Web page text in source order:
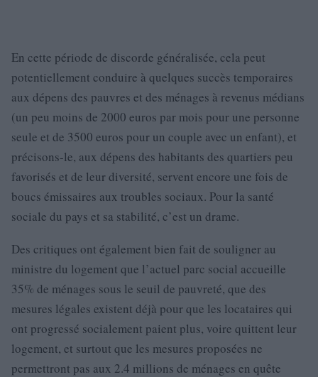
En cette période de discorde généralisée, cela peut
potentiellement conduire à quelques succès temporaires
aux dépens des pauvres et des ménages à revenus médians
(un peu moins de 2000 euros par mois pour une personne
seule et de 3500 euros pour un couple avec un enfant), et
précisons-le, aux dépens des habitants des quartiers peu
favorisés et de leur diversité, servent encore une fois de
boucs émissaires aux troubles sociaux. Pour la santé
sociale du pays et sa stabilité, c’est un drame.
Des critiques ont également bien fait de souligner au
ministre du logement que l’actuel parc social accueille
35% de ménages sous le seuil de pauvreté, que des
mesures légales existent déjà pour que les locataires qui
ont progressé socialement paient plus, voire quittent leur
logement, et surtout que les mesures proposées ne
permettront pas aux 2.4 millions de ménages en quête